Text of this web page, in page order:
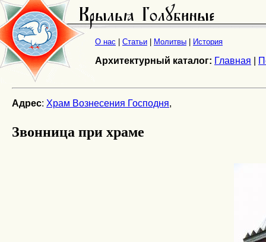
О нас Статьи Молитвы История
Архитектурный каталог: Главная
Адрес: Храм Вознесения Господня,
Звонница при храме